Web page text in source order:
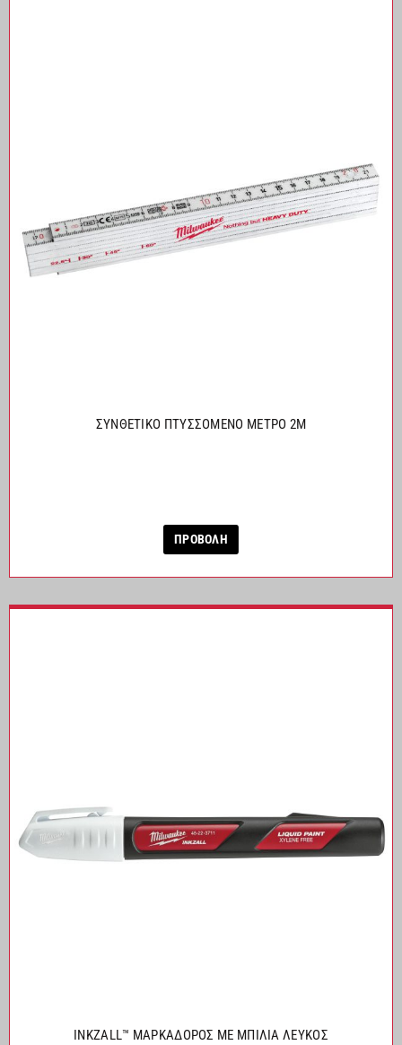
ΣΥΝΘΕΤΙΚΟ ΠΤΥΣΣΟΜΕΝΟ ΜΕΤΡΟ 2M
ΠΡΟΒΟΛΗ
INKZALL™ ΜΑΡΚΑΔΟΡΟΣ ΜΕ ΜΠΙΛΙΑ ΛΕΥΚΟΣ